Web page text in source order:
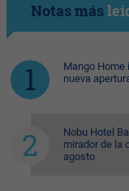
Notas más
Mango Home
nueva
Nobu Hotel
mirador de la
agosto